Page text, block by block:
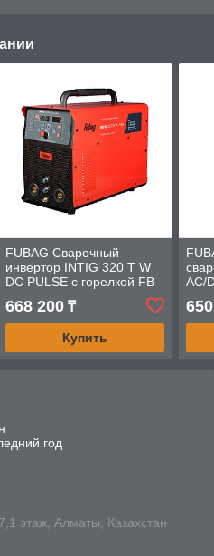
FUBAG Сварочный
инвертор INTIG 320 T W
DC PULSE с горелкой FB
TIG 26 5P 4m
668 200₸
Купить
AC/
год
этаж, Алматы, Казахстан